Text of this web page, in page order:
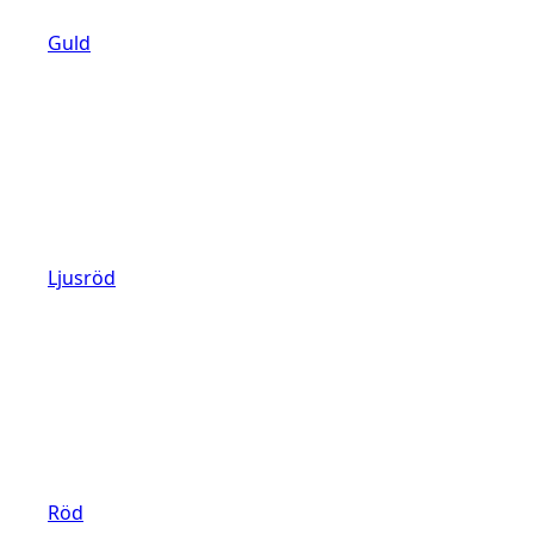
Guld
Ljusröd
Röd